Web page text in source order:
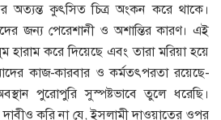
অত্যন্ত কুৎসিত চিত্র অংকন করে থাকে।
জন্য পেরেশানী ও অশান্তির কারণ। এই
করে দিয়েছে এবং তারা মরিয়া হয়ে
কাজ-কারবার ও কর্মতৎপরতা রয়েছে-
পুরোপুরি সুস্পষ্টভাবে তুলে ধরেছি।
করি না যে, ইসলামী দাওয়াতের ওপর